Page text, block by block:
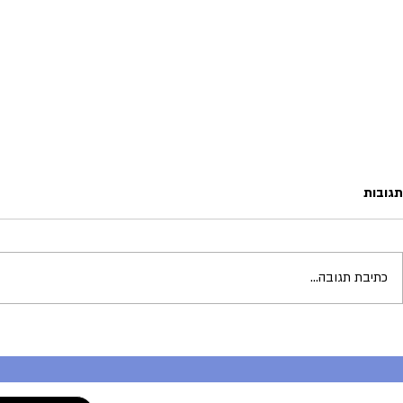
מעשור: חתנו של מרן ייסד ישיבה על
שמו
היחידי
הישיבה
תגובות
כתיבת תגובה...